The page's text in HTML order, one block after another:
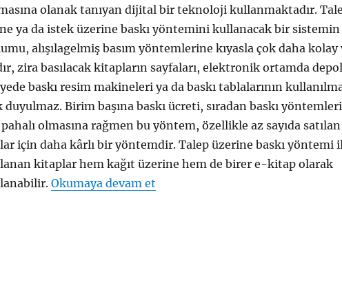
olanak tanıyan dijital bir teknoloji kullanmaktadır.
ya da istek üzerine baskı yöntemini kullanacak bir sistemin
alışılagelmiş basım yöntemlerine kıyasla çok daha kolay
zira basılacak kitapların sayfaları, elektronik ortamda
baskı resim makineleri ya da baskı tablalarının
duyulmaz. Birim başına baskı ücreti, sıradan baskı
olmasına rağmen bu yöntem, özellikle az sayıda satılan
için daha kârlı bir yöntemdir. Talep üzerine baskı yöntemi
kitaplar hem kağıt üzerine hem de birer e-kitap olarak
Okumaya devam et